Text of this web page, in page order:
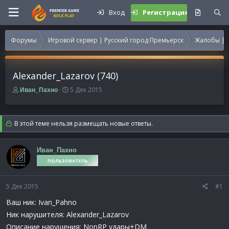
Вход Регистрация
Форумы Игровой сервер | Русский город Премьерск Жалобы |
Alexander_Lazarov (740)
А
т
о
р
т
е
м
ы
Иван_Пахно
Д
т
а
н
а
а
л
5 Дек 2015
В этой теме нельзя размещать новые ответы.
Иван_Пахно
ПОЛЬЗОВАТЕЛЬ
5 Дек 2015 #1
Ваш ник: Ivan_Pahno
Ник нарушителя: Alexander_Lazarov
Описание нарушения: NonRP удары+DM